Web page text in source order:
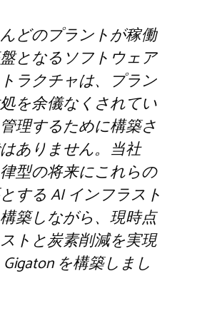
どのプラントが稼働
となるソフトウェア
ラクチャは、プラン
を余儀なくされてい
理するために構築さ
ありません。当社
型の将来にこれらの
する AI インフラスト
築しながら、現時点
トと炭素削減を実現
を構築しまし